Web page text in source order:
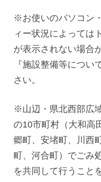
※お使いのパソコン
ィー状況によっては
が表示されない場合
『施設整備等につ
さい。
※山辺・県北西部広
の10市町村（大和高
郷町、安堵町、川西
町、河合町）でごみ
を共同して行うこと